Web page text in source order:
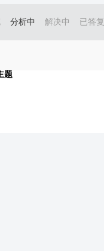
分析中 解决中 已答复
题